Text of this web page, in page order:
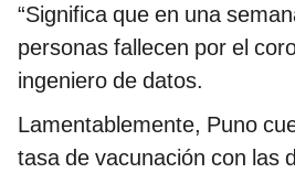
“Significa que en una
personas fallecen por el
ingeniero de datos.
Lamentablemente, Puno
tasa de vacunación con las